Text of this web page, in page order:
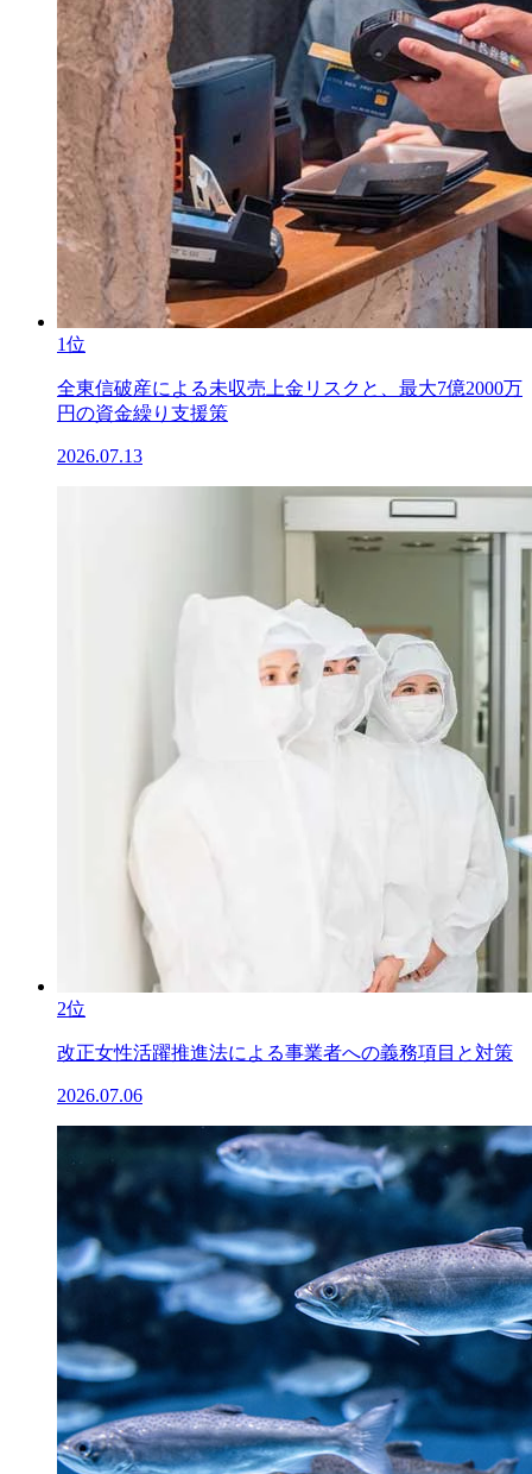
1位
全東信破産による未収売上金リスクと、最大7億2000万
円の資金繰り支援策
2026.07.13
2位
改正女性活躍推進法による事業者への義務項目と対策
2026.07.06